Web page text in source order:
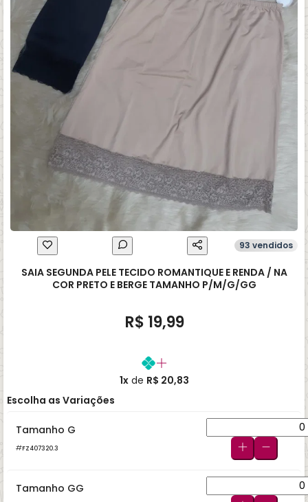
93 vendidos
SAIA SEGUNDA PELE TECIDO ROMANTIQUE E RENDA / NA
COR PRETO E BERGE TAMANHO P/M/G/GG
R$ 19,99
1xde R$ 20,83
Escolha as Variações
Tamanho G
FZ407320.3
Tamanho GG